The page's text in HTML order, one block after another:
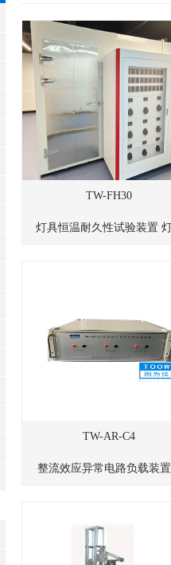
TW-FH30
灯具恒温耐久性试验装置
TW-AR-C4
整流效应异常电路负载装